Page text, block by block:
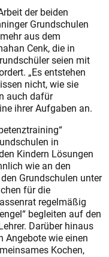
der beiden
Grundschulen
aus dem
Cenk, die in
seien mit
„Es entstehen
nicht, wie sie
auch dafür
ihrer Aufgaben an.
in
Kindern Lösungen
wie an den
Grundschulen unter
für die
regelmäßig
begleiten auf den
Darüber hinaus
Angebote wie einen
Kochen,